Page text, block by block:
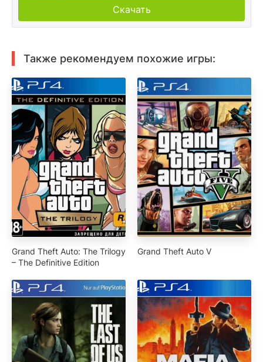
Скачать
Также рекомендуем похожие игры:
Grand Theft Auto: The Trilogy
– The Definitive Edition
Grand Theft Auto V